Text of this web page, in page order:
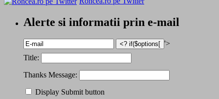
Alerte si informatii prin e-mail
'>
Title:
Thanks Message:
Display Submit button